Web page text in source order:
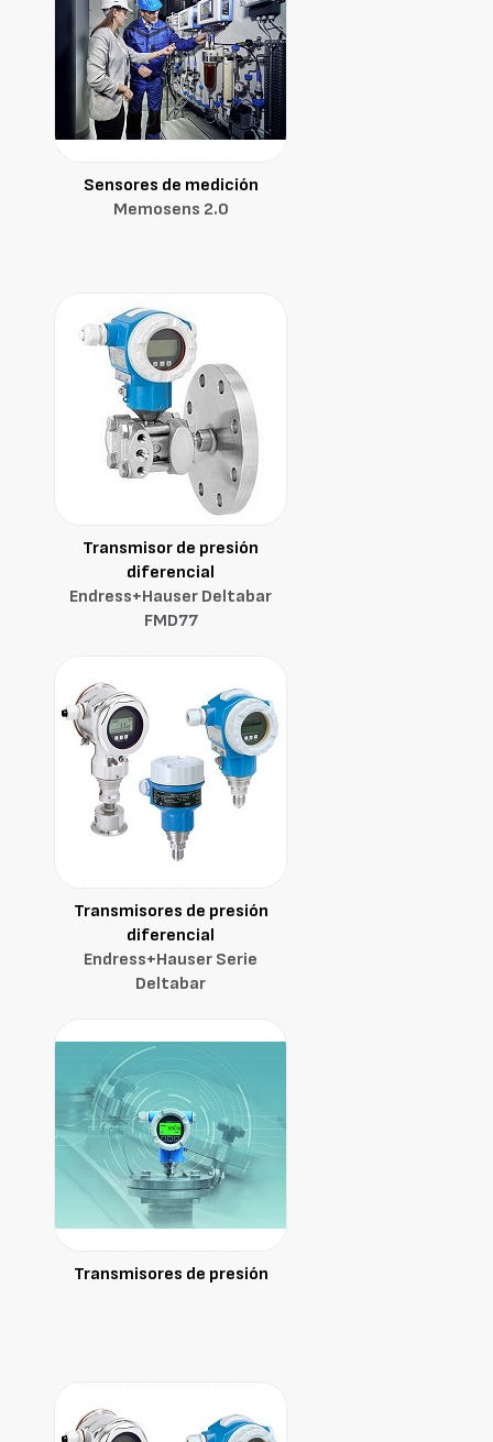
Sensores de medición
Memosens 2.0
Transmisor de presión
diferencial
Endress+Hauser Deltabar
FMD77
Transmisores de presión
diferencial
Endress+Hauser Serie
Deltabar
Transmisores de presión